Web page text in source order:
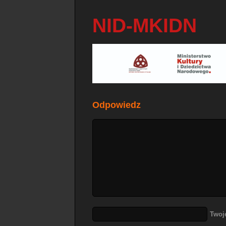
NID-MKIDN
Odpowiedz